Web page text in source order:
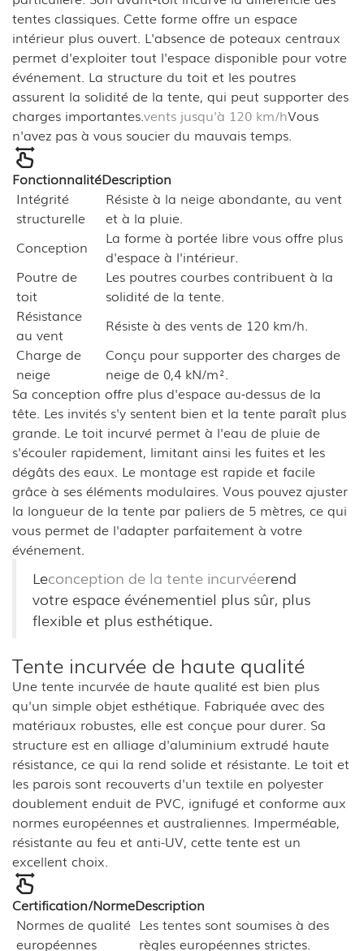
tentes classiques. Cette forme offre un espace
intérieur plus ouvert. L'absence de poteaux centraux
permet d'exploiter tout l'espace disponible pour votre
événement. La structure du toit et les poutres
assurent la solidité de la tente, qui peut supporter des
charges importantes.vents jusqu'à 120 km/hVous
n'avez pas à vous soucier du mauvais temps.
FonctionnalitéDescription
Intégrité
structurelle
Résiste à la neige abondante, au vent
et à la pluie.
Conception
La forme à portée libre vous offre plus
d'espace à l'intérieur.
Poutre de
toit
Les poutres courbes contribuent à la
solidité de la tente.
Résistance
au vent
Résiste à des vents de 120 km/h.
Charge de
neige
Conçu pour supporter des charges de
neige de 0,4 kN/m².
Sa conception offre plus d'espace au-dessus de la
tête. Les invités s'y sentent bien et la tente paraît plus
grande. Le toit incurvé permet à l'eau de pluie de
s'écouler rapidement, limitant ainsi les fuites et les
dégâts des eaux. Le montage est rapide et facile
grâce à ses éléments modulaires. Vous pouvez ajuster
la longueur de la tente par paliers de 5 mètres, ce qui
vous permet de l'adapter parfaitement à votre
événement.
Leconception de la tente incurvéerend
votre espace événementiel plus sûr, plus
flexible et plus esthétique.
Tente incurvée de haute qualité
Une tente incurvée de haute qualité est bien plus
qu'un simple objet esthétique. Fabriquée avec des
matériaux robustes, elle est conçue pour durer. Sa
structure est en alliage d'aluminium extrudé haute
résistance, ce qui la rend solide et résistante. Le toit et
les parois sont recouverts d'un textile en polyester
doublement enduit de PVC, ignifugé et conforme aux
normes européennes et australiennes. Imperméable,
résistante au feu et anti-UV, cette tente est un
excellent choix.
Certification/NormeDescription
Normes de qualité
européennes
Les tentes sont soumises à des
règles européennes strictes.